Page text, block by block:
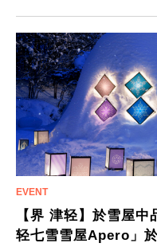
在此与重要之人共度一段难忘
【界 津轻】於雪屋
轻七雪雪屋Apero」